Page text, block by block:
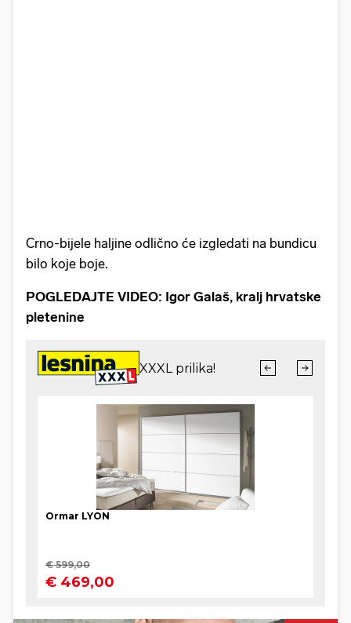
Crno-bijele haljine odlično će izgledati na bundicu
bilo koje boje.
POGLEDAJTE VIDEO: Igor Galaš, kralj hrvatske
pletenine